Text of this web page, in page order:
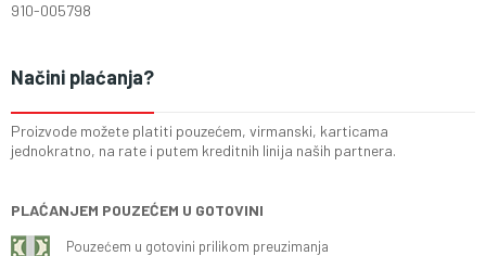
910-005798
Načini plaćanja?
Proizvode možete platiti pouzećem, virmanski, karticama
jednokratno, na rate i putem kreditnih linija naših partnera.
PLAĆANJEM POUZEĆEM U GOTOVINI
Pouzećem u gotovini prilikom preuzimanja